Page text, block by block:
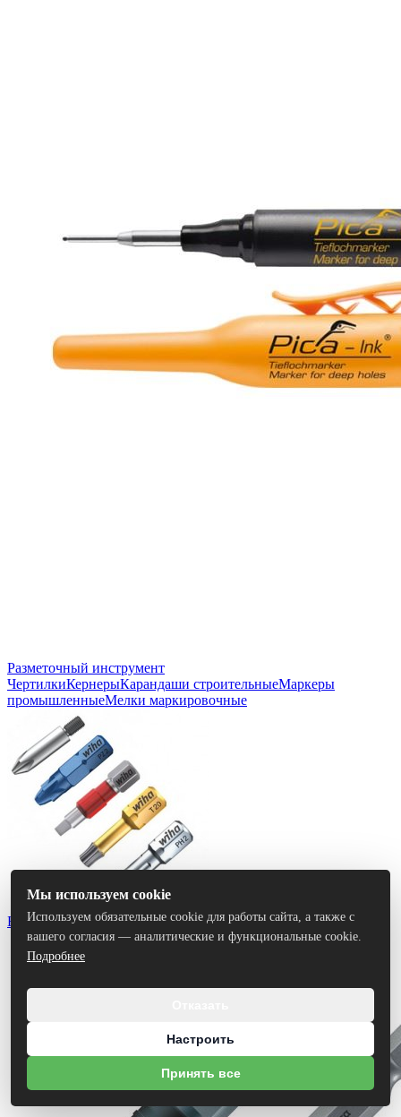
Разметочный инструмент
ЧертилкиКернерыКарандаши строительныеМаркеры
промышленныеМелки маркировочные
Биты
Мы используем cookie
Используем обязательные cookie для работы сайта, а также с
вашего согласия — аналитические и функциональные cookie.
Подробнее
Настроить
Принять все